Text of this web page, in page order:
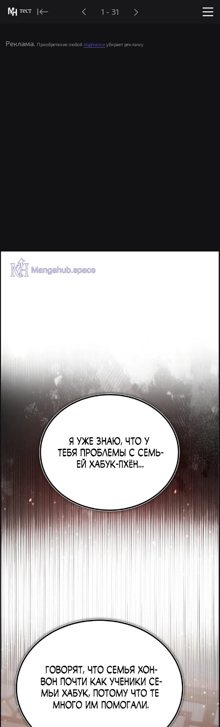
тест 1 - 31
Реклама. Приобретение любой подписки убирает рекламу.